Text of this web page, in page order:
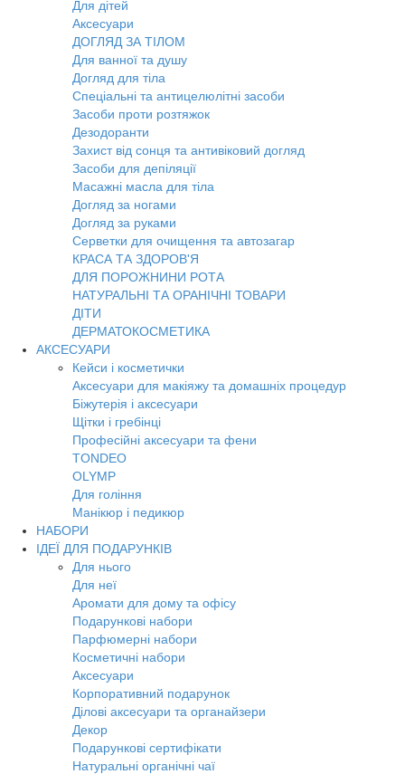
Для дітей
Аксесуари
ДОГЛЯД ЗА ТІЛОМ
Для ванної та душу
Догляд для тіла
Спеціальні та антицелюлітні засоби
Засоби проти розтяжок
Дезодоранти
Захист від сонця та антивіковий догляд
Засоби для депіляції
Масажні масла для тіла
Догляд за ногами
Догляд за руками
Серветки для очищення та автозагар
КРАСА ТА ЗДОРОВ'Я
ДЛЯ ПОРОЖНИНИ РОТА
НАТУРАЛЬНІ ТА ОРАНІЧНІ ТОВАРИ
ДІТИ
ДЕРМАТОКОСМЕТИКА
АКСЕСУАРИ
Кейси і косметички
Аксесуари для макіяжу та домашніх процедур
Біжутерія і аксесуари
Щітки і гребінці
Професійні аксесуари та фени
TONDEO
OLYMP
Для гоління
Манікюр і педикюр
НАБОРИ
ІДЕЇ ДЛЯ ПОДАРУНКІВ
Для нього
Для неї
Аромати для дому та офісу
Подарункові набори
Парфюмерні набори
Косметичні набори
Аксесуари
Корпоративний подарунок
Ділові аксесуари та органайзери
Декор
Подарункові сертифікати
Натуральні органічні чаї